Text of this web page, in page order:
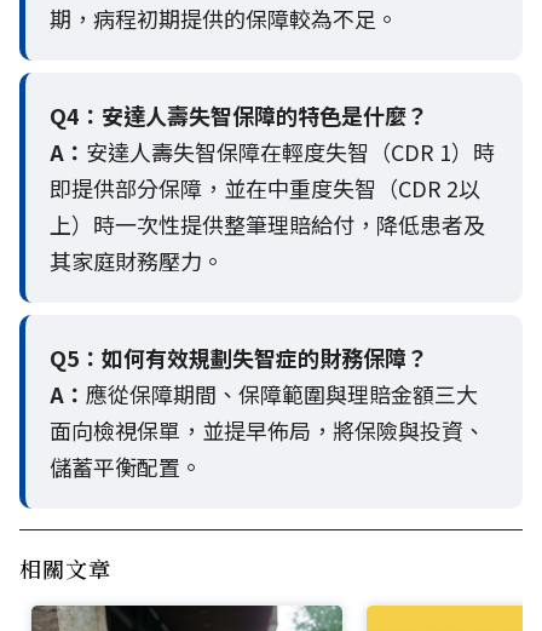
期，病程初期提供的保障較為不足。
Q4： 安達人壽失智保障的特色是什麼？
A： 安達人壽失智保障在輕度失智（CDR 1）時
即提供部分保障，並在中重度失智（CDR 2以
上）時一次性提供整筆理賠給付，降低患者及
其家庭財務壓力。
Q5： 如何有效規劃失智症的財務保障？
A： 應從保障期間、保障範圍與理賠金額三大
面向檢視保單，並提早佈局，將保險與投資、
儲蓄平衡配置。
相關文章